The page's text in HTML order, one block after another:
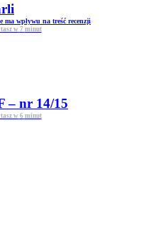
ma wpływu na treść recenzji
w 7 minut
– nr 14/15
w 6 minut